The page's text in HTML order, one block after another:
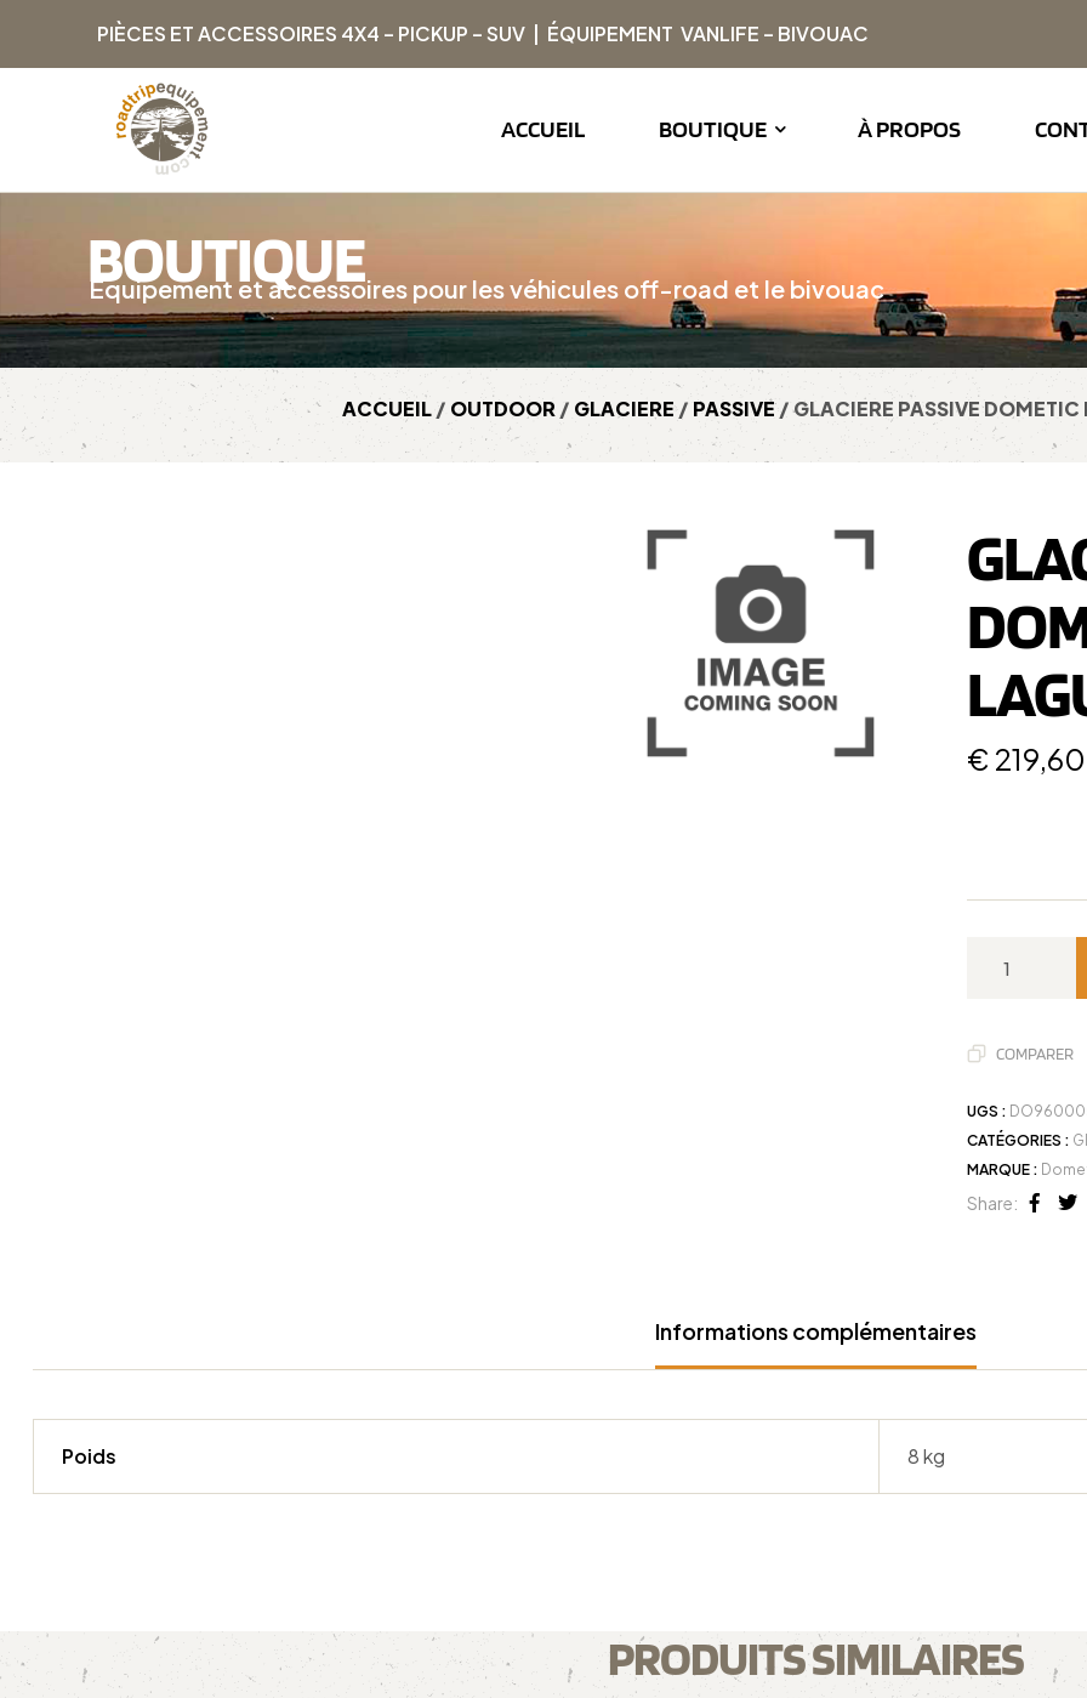
PIÈCES ET ACCESSOIRES 4X4 – PICKUP – SUV | ÉQUIPEMENT VANLIFE – BIVOUAC
ACCUEIL BOUTIQUE À PROPOS
BOUTIQUE
Équipement et accessoires pour les véhicules off-road et le bivouac
ACCUEIL/ OUTDOOR / GLACIERE / PASSIVE/ GLACIERE PASSIVE DOMETIC
€ 219,60
COMPARER
UGS :
CATÉGORIES :
MARQUE :
Share:
Informations complémentaires
Poids 8 kg
PRODUITS SIMILAIRES